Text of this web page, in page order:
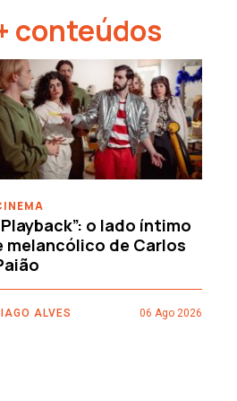
conteúdos
o lado íntimo
melancólico de Carlos
ALVES 06 Ago 2026
‹